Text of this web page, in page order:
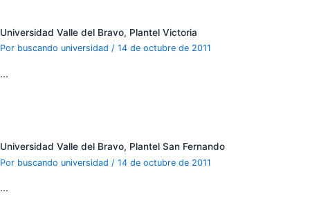
Universidad Valle del Bravo, Plantel Victoria
Por buscando universidad / 14 de octubre de 2011
…
Universidad Valle del Bravo, Plantel San Fernando
Por buscando universidad / 14 de octubre de 2011
…